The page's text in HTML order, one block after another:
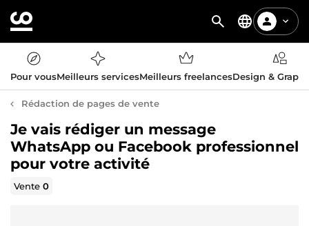
Pour vousMeilleurs servicesMeilleurs freelancesDesign &
Rédaction de pages de vente
Je vais rédiger un message
WhatsApp ou Facebook professionnel
pour votre activité
Vente0